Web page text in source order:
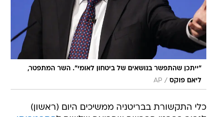
"ייתכן שהתפשר בנושאים של ביטחון לאומי". השר המתפטר,
ליאם פוקס /
AP
כלי התקשורת בבריטניה ממשיכים היום (ראשון)